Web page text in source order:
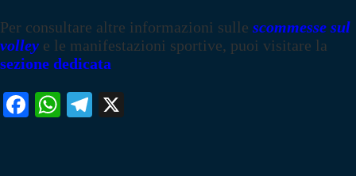
Per consultare altre informazioni sulle scommesse sul
volley e le manifestazioni sportive, puoi visitare la
sezione dedicata
Fa W
Te